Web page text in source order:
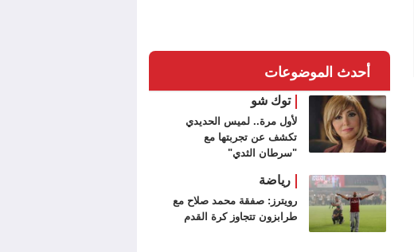
أحدث الموضوعات
توك شو
لأول مرة.. لميس الحديدي
تكشف عن تجربتها مع
"سرطان الثدي"
رياضة
رويترز: صفقة محمد صلاح مع
طرابزون تتجاوز كرة القدم